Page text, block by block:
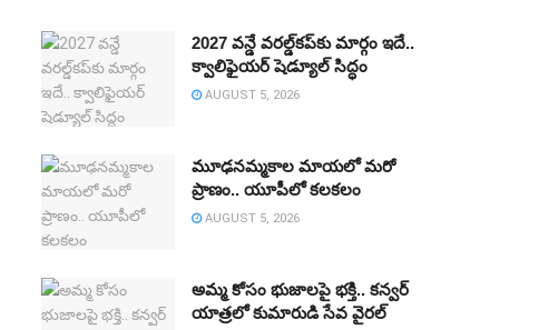
2027 వన్డే వరల్డ్‌కప్‌కు మార్గం ఇదే..
క్వాలిఫైయర్ షెడ్యూల్ సిద్ధం
AUGUST 5, 2026
మూఢనమ్మకాల మాయలో మరో
ప్రాణం.. యూపీలో కలకలం
AUGUST 5, 2026
అమ్మ కోసం భుజాలపై భక్తి.. కన్వర్‌
యాత్రలో కుమారుడి సేవ వైరల్